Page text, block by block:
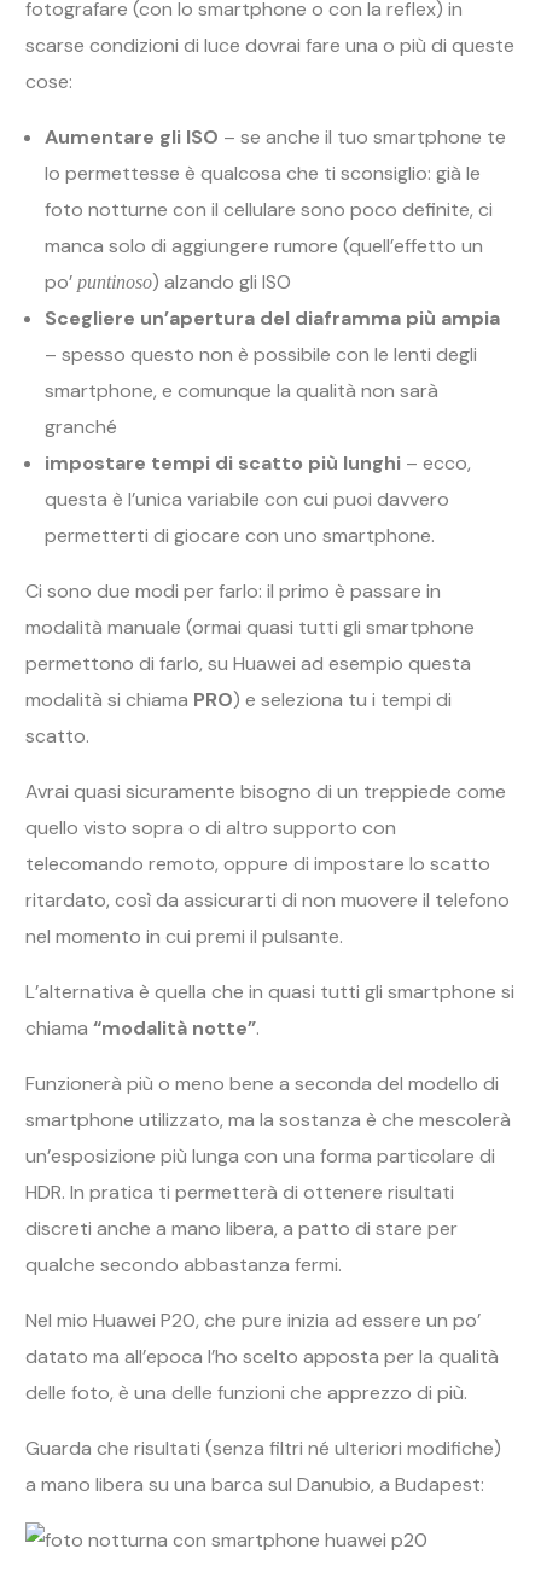
fotografare (con lo smartphone o con la reflex) in
scarse condizioni di luce dovrai fare una o più di queste
cose:
Aumentare gli ISO – se anche il tuo smartphone te
lo permettesse è qualcosa che ti sconsiglio: già le
foto notturne con il cellulare sono poco definite, ci
manca solo di aggiungere rumore (quell’effetto un
po’puntinoso) alzando gli ISO
Scegliere un’apertura del diaframma più ampia
– spesso questo non è possibile con le lenti degli
smartphone, e comunque la qualità non sarà
granché
impostare tempi di scatto più lunghi – ecco,
questa è l’unica variabile con cui puoi davvero
permetterti di giocare con uno smartphone.
Ci sono due modi per farlo: il primo è passare in
modalità manuale (ormai quasi tutti gli smartphone
permettono di farlo, su Huawei ad esempio questa
modalità si chiama PRO) e seleziona tu i tempi di
scatto.
Avrai quasi sicuramente bisogno di un treppiede come
quello visto sopra o di altro supporto con
telecomando remoto, oppure di impostare lo scatto
ritardato, così da assicurarti di non muovere il telefono
nel momento in cui premi il pulsante.
L’alternativa è quella che in quasi tutti gli smartphone si
chiama“modalità notte”.
Funzionerà più o meno bene a seconda del modello di
smartphone utilizzato, ma la sostanza è che mescolerà
un’esposizione più lunga con una forma particolare di
HDR. In pratica ti permetterà di ottenere risultati
discreti anche a mano libera, a patto di stare per
qualche secondo abbastanza fermi.
Nel mio Huawei P20, che pure inizia ad essere un po’
datato ma all’epoca l’ho scelto apposta per la qualità
delle foto, è una delle funzioni che apprezzo di più.
Guarda che risultati (senza filtri né ulteriori modifiche)
a mano libera su una barca sul Danubio, a Budapest: